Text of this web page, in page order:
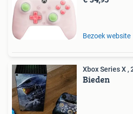
Bezoek website
Xbox Series X ,
Bieden